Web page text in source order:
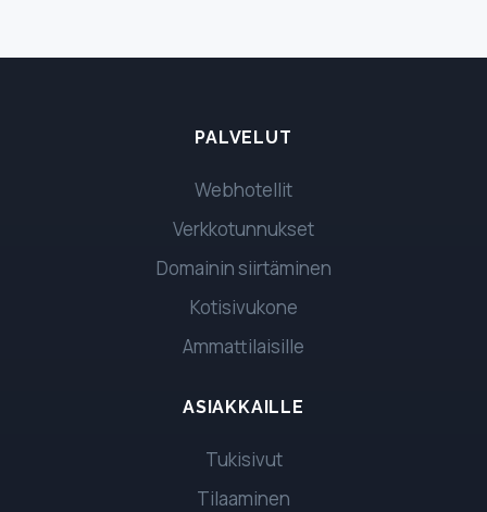
PALVELUT
Webhotellit
Verkkotunnukset
Domainin siirtäminen
Kotisivukone
Ammattilaisille
ASIAKKAILLE
Tukisivut
Tilaaminen